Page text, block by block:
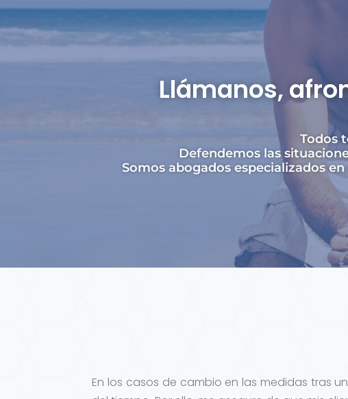
Llámanos,
Todos
Defendemos las
Somos abogados especializados
En los casos de cambio en las medidas tras